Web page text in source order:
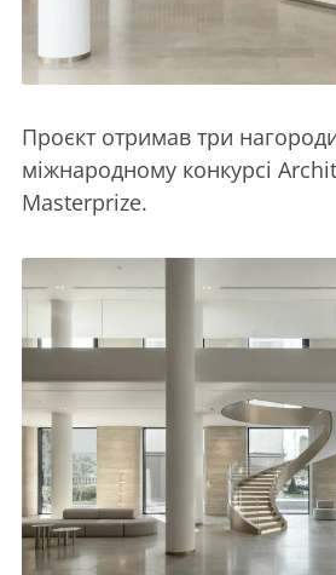
Проєкт отримав три
міжнародному конкурсі
Masterprize.